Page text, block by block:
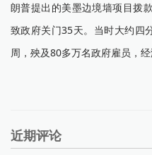
朗普提出的美墨边境墙项目拨
致政府关门35天。当时大约四
周，殃及80多万名政府雇员，
近期评论